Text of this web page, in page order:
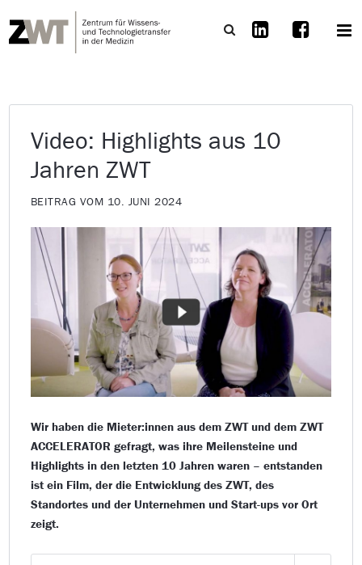
Video: Highlights aus 10
Jahren ZWT
BEITRAG VOM 10. JUNI 2024
Wir haben die Mieter:innen aus dem ZWT und dem ZWT
ACCELERATOR gefragt, was ihre Meilensteine und
Highlights in den letzten 10 Jahren waren – entstanden
ist ein Film, der die Entwicklung des ZWT, des
Standortes und der Unternehmen und Start-ups vor Ort
zeigt.